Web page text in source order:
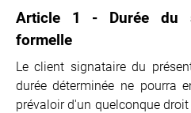
Article 1 - Durée du
formelle
Le client signataire du
durée déterminée ne pourra
prévaloir d'un quelconque